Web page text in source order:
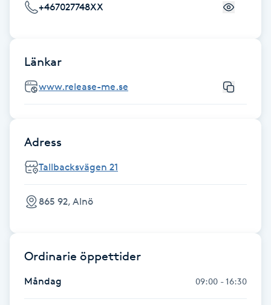
Fotmassage
Fotvård
Fransar
Fransborttagning
Fransfärgning
Fransförlängning Megavolym
Fransförlängning Volym
+467027748XX
Länkar
www.release-me.se
Adress
Tallbacksvägen 21
865 92, Alnö
Ordinarie öppettider
Måndag 09:00 - 16:30